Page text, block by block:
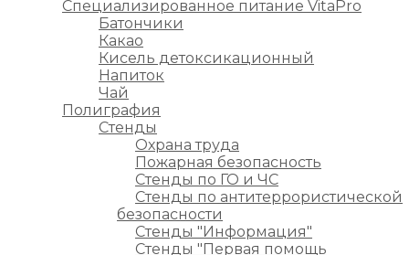
Специализированное питание VitaPro
Батончики
Какао
Кисель детоксикационный
Напиток
Чай
Полиграфия
Стенды
Охрана труда
Пожарная безопасность
Стенды по ГО и ЧС
Стенды по антитеррористической
безопасности
Стенды "Информация"
Стенды "Первая помощь